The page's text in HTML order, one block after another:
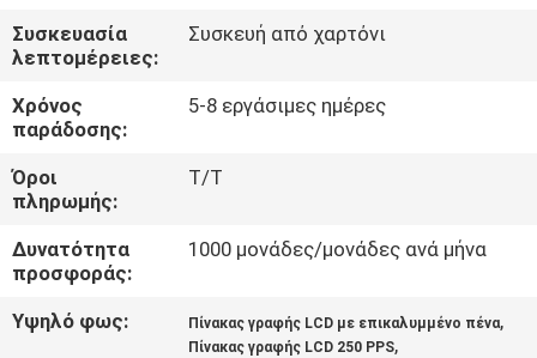
ΕΠΙΚΟΙΝΩΝΉΣΤΕ
ΜΑΖΊ
ΜΑΣ
ΕΙΔΉΣΕΙΣ
ΥΠΟΘΈΣΕΙΣ
Συσκευασία
λεπτομέρειες:
Συσκευή από χαρτόνι
Χρόνος
παράδοσης:
5-8 εργάσιμες ημέρες
Όροι
πληρωμής:
Τ/Τ
Δυνατότητα
προσφοράς:
1000 μονάδες/μονάδες ανά μήνα
Υψηλό φως: Πίνακας γραφής LCD με επικαλυμμένο πένα,
Πίνακας γραφής LCD 250 PPS,